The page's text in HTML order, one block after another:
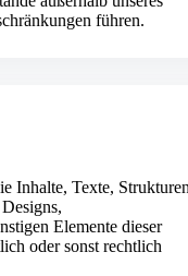
führen.
Inhalte, Texte,
Elemente dieser
oder sonst rechtlich